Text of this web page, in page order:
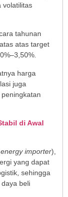
volatilitas
tahunan
atas target
harga
juga
di Awal
importer),
yang dapat
sehingga
beli